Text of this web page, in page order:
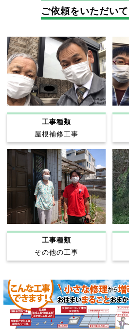
ご依頼をいただい
工事種類
屋根補修工事
工事種類
その他の工事